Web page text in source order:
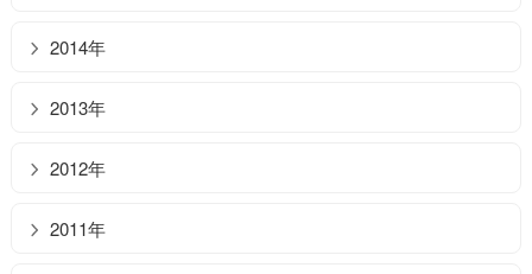
2014年
2013年
2012年
2011年